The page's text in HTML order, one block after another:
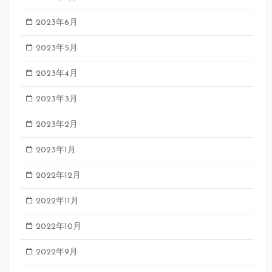
2023年6月
2023年5月
2023年4月
2023年3月
2023年2月
2023年1月
2022年12月
2022年11月
2022年10月
2022年9月